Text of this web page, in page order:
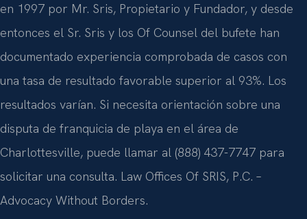
en 1997 por Mr. Sris, Propietario y Fundador, y desde
entonces el Sr. Sris y los Of Counsel del bufete han
documentado experiencia comprobada de casos con
una tasa de resultado favorable superior al 93%. Los
resultados varían. Si necesita orientación sobre una
disputa de franquicia de playa en el área de
Charlottesville, puede llamar al (888) 437-7747 para
solicitar una consulta. Law Offices Of SRIS, P.C. –
Advocacy Without Borders.